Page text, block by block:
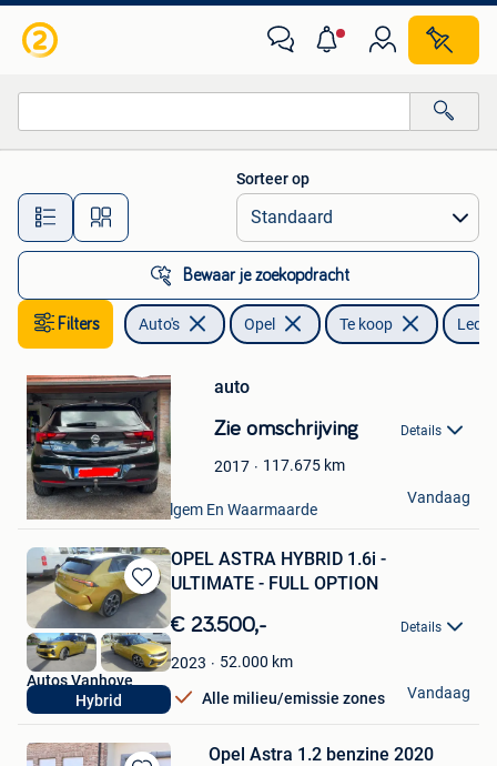
Alle afstanden…
Sorteer op
Bewaar je zoekopdracht
Filters Auto's Opel Te koop
Bewaren
in
Mijn
Favorieten
auto
Zie omschrijving Details
2017 117.675 km
Gillian
Ruien + Deel Van Avelgem En Waarmaarde
Vandaag
Bewaren
in
Mijn
Favorieten
Hybrid
OPEL ASTRA HYBRID 1.6i -
ULTIMATE - FULL OPTION
€ 23.500,- Details
2023 52.000 km
Alle milieu/emissie zones
Autos Vanhove
Ichtegem
Vandaag
Opel Astra 1.2 benzine 2020